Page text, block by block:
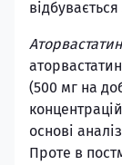
(500 мг на
основі
Проте в